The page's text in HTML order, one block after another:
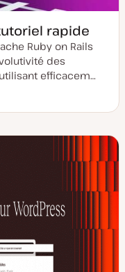
rapide
Ruby on Rails
des
efficacem…